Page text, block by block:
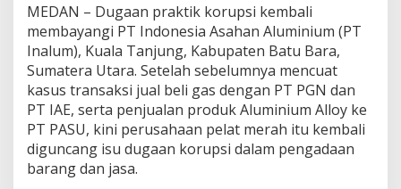
MEDAN – Dugaan praktik korupsi kembali
membayangi PT Indonesia Asahan Aluminium (PT
Inalum), Kuala Tanjung, Kabupaten Batu Bara,
Sumatera Utara. Setelah sebelumnya mencuat
kasus transaksi jual beli gas dengan PT PGN dan
PT IAE, serta penjualan produk Aluminium Alloy ke
PT PASU, kini perusahaan pelat merah itu kembali
diguncang isu dugaan korupsi dalam pengadaan
barang dan jasa.